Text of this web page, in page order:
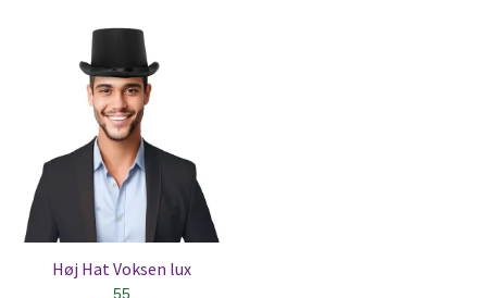
Høj Hat Voksen lux
55